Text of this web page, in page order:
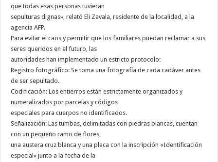
que todas esas personas tuvieran
sepulturas dignas», relató Eli Zavala, residente de la localidad, a la
agencia AFP.
Para evitar el caos y permitir que los familiares puedan reclamar a sus
seres queridos en el futuro, las
autoridades han implementado un estricto protocolo:
Registro fotográfico: Se toma una fotografía de cada cadáver antes
de ser sepultado.
Codificación: Los entierros están estrictamente organizados y
numeralizados por parcelas y códigos
especiales para cuerpos no identificados.
Señalización: Las tumbas, delimitadas con piedras blancas, cuentan
con un pequeño ramo de flores,
una austera cruz blanca y una placa con la inscripción «Identificación
especial» junto a la fecha de la